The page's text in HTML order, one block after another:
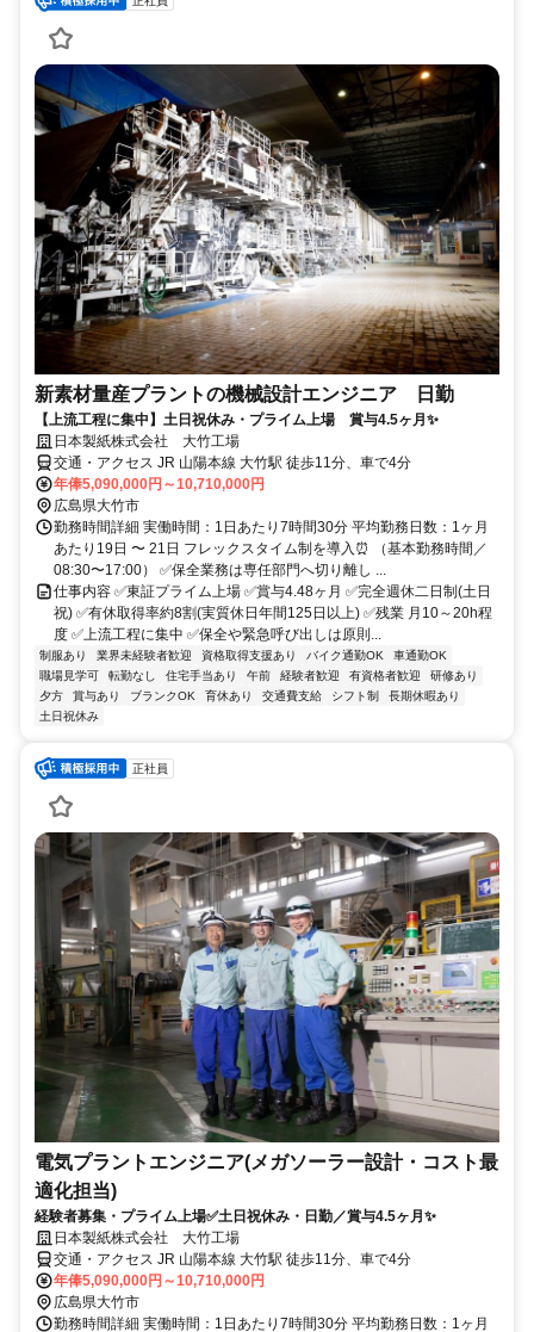
新素材量産プラントの機械設計エンジニア 日勤
【上流工程に集中】土日祝休み・プライム上場 賞与4.5ヶ月✨
日本製紙株式会社 大竹工場
交通・アクセス JR 山陽本線 大竹駅 徒歩11分、車で4分
年俸5,090,000円～10,710,000円
広島県大竹市
勤務時間詳細 実働時間：1日あたり7時間30分 平均勤務日数：1ヶ月
あたり19日 〜 21日 フレックスタイム制を導入⏰ （基本勤務時間／
08:30〜17:00） ✅保全業務は専任部門へ切り離し ...
仕事内容 ✅東証プライム上場 ✅賞与4.48ヶ月 ✅完全週休二日制(土日
祝) ✅有休取得率約8割(実質休日年間125日以上) ✅残業 月10～20h程
度 ✅上流工程に集中 ✅保全や緊急呼び出しは原則...
制服あり 業界未経験者歓迎 資格取得支援あり バイク通勤OK
車通勤OK
職場見学可
転勤なし 住宅手当あり 午前 経験者歓迎 有資格者歓迎
研修あり
夕方
賞与あり ブランクOK 育休あり 交通費支給 シフト制
長期休暇あり
土日祝休み
正社員
電気プラントエンジニア(メガソーラー設計・コスト最
適化担当)
経験者募集・プライム上場✅土日祝休み・日勤／賞与4.5ヶ月✨
日本製紙株式会社 大竹工場
交通・アクセス JR 山陽本線 大竹駅 徒歩11分、車で4分
年俸5,090,000円～10,710,000円
広島県大竹市
勤務時間詳細 実働時間：1日あたり7時間30分 平均勤務日数：1ヶ月